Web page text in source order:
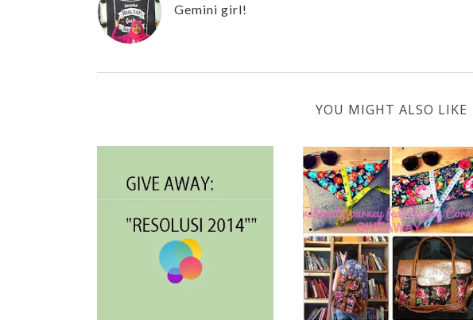
Gemini girl!
YOU MIGHT ALSO LIKE